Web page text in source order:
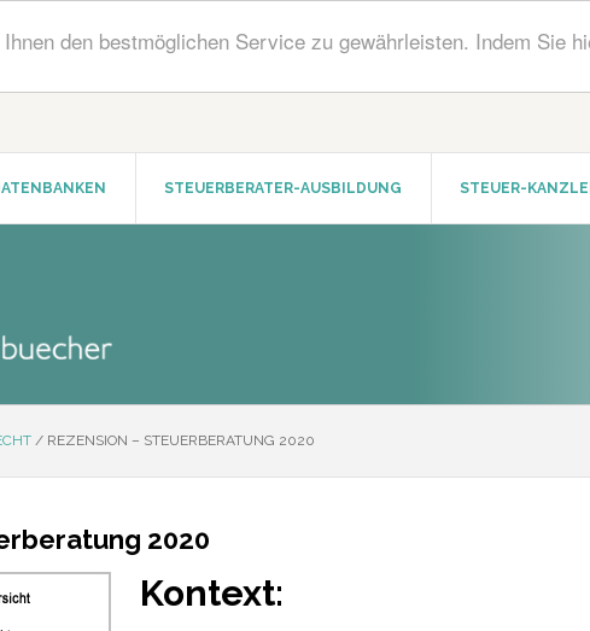
den bestmöglichen Service zu gewährleisten. Indem Sie
STEUERBERATER-AUSBILDUNG STEUER-
/ REZENSION – STEUERBERATUNG 2020
2020
Kontext: